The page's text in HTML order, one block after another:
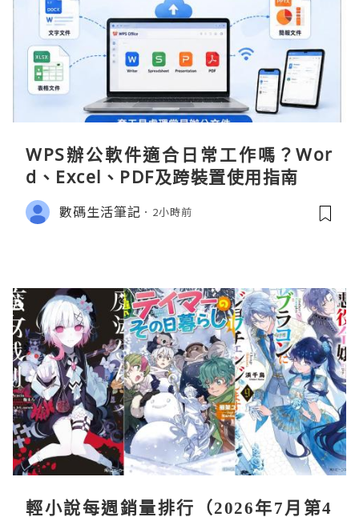
WPS辦公軟件適合日常工作嗎？Wor
d、Excel、PDF及跨裝置使用指南
數碼生活筆記 2小時前
輕小說每週銷量排行（2026年7月第4